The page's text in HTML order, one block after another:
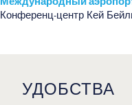
Конференц-центр Кей
УДОБСТВА